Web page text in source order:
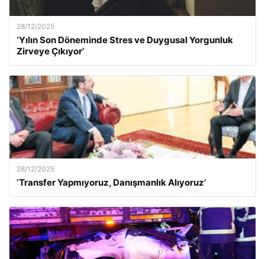
28/12/2025
‘Yılın Son Döneminde Stres ve Duygusal Yorgunluk
Zirveye Çıkıyor’
28/12/2025
‘Transfer Yapmıyoruz, Danışmanlık Alıyoruz’